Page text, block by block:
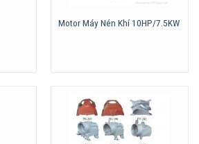
Motor Máy Nén Khí 10HP/7.5KW